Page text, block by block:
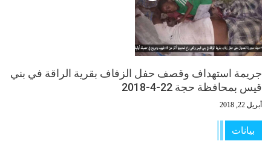
جريمة استهداف وقصف حفل الزفاف بقرية الراقة في بني
قيس بمحافظة حجة 22-4-2018
أبريل 22, 2018
بيانات